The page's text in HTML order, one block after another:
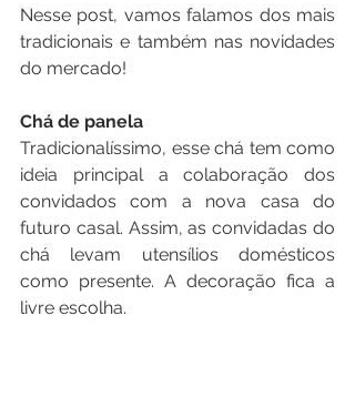
Nesse post, vamos falamos dos mais
tradicionais e também nas novidades
do mercado!
Chá de panela
Tradicionalíssimo, esse chá tem como
ideia principal a colaboração dos
convidados com a nova casa do
futuro casal. Assim, as convidadas do
chá levam utensílios domésticos
como presente. A decoração fica a
livre escolha.